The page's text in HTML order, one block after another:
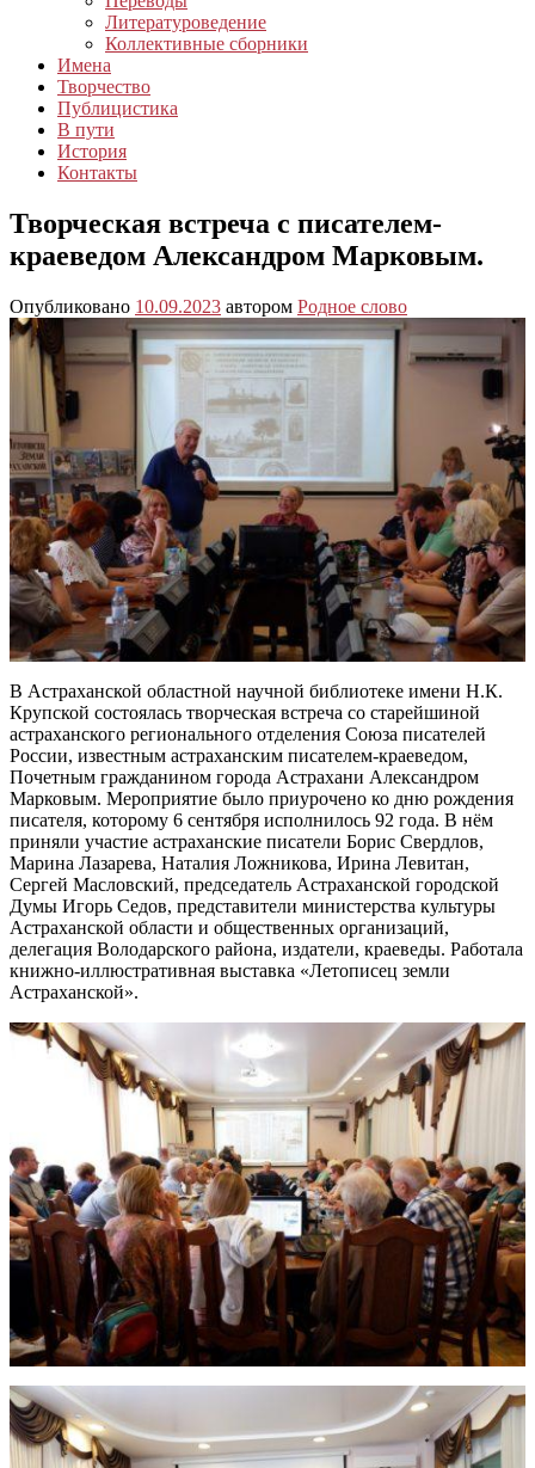
Литературоведение
Коллективные сборники
Имена
Творчество
Публицистика
В пути
История
Контакты
Творческая встреча с писателем-
краеведом Александром Марковым.
Опубликовано 10.09.2023 автором Родное слово
В Астраханской областной научной библиотеке имени Н.К.
Крупской состоялась творческая встреча со старейшиной
астраханского регионального отделения Союза писателей
России, известным астраханским писателем-краеведом,
Почетным гражданином города Астрахани Александром
Марковым. Мероприятие было приурочено ко дню рождения
писателя, которому 6 сентября исполнилось 92 года. В нём
приняли участие астраханские писатели Борис Свердлов,
Марина Лазарева, Наталия Ложникова, Ирина Левитан,
Сергей Масловский, председатель Астраханской городской
Думы Игорь Седов, представители министерства культуры
Астраханской области и общественных организаций,
делегация Володарского района, издатели, краеведы. Работала
книжно-иллюстративная выставка «Летописец земли
Астраханской».